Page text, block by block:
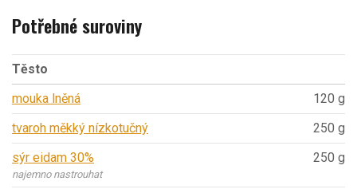
Potřebné suroviny
Těsto
mouka lněná
120 g
tvaroh měkký nízkotučný
250 g
sýr eidam 30%
najemno nastrouhat
250 g